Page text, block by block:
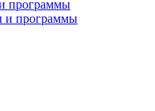
программы
и программы